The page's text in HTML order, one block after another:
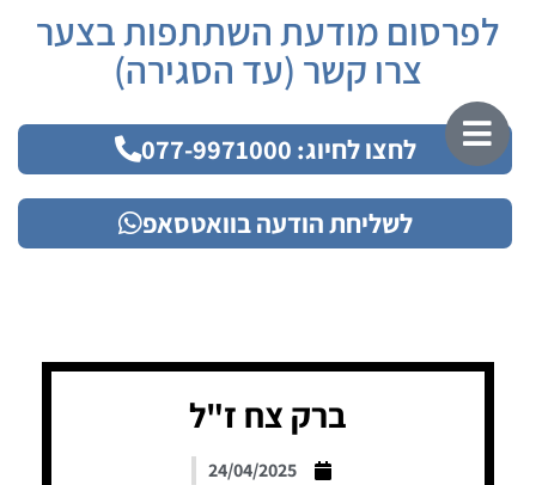
לפרסום מודעת השתתפות בצער
צרו קשר (עד הסגירה)
לחצו לחיוג: 077-9971000
לשליחת הודעה בוואטסאפ
ברק צח ז"ל
24/04/2025